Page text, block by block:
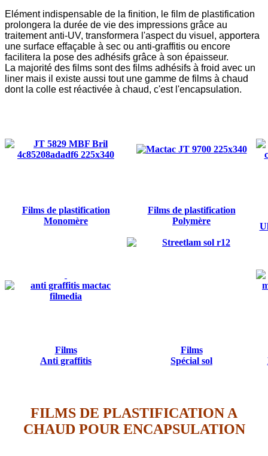
Elément indispensable de la finition, le film de plastification
prolongera la durée de vie des impressions grâce au
traitement anti-UV, transformera l'aspect du visuel, apportera
une surface effaçable à sec ou anti-graffitis ou encore
facilitera la pose des adhésifs grâce à son épaisseur.
La majorité des films sont des films adhésifs à froid avec un
liner mais il existe aussi tout une gamme de films à chaud
dont la colle est réactivée à chaud, c'est l'encapsulation.
Films de plastification
Monomère
Films de plastification
Polymère
Films
Anti graffitis
Films
Spécial sol
FILMS DE PLASTIFICATION A
CHAUD POUR ENCAPSULATION